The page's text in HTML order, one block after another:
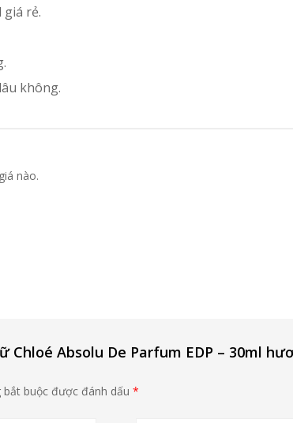
rẻ.
không.
nào.
Absolu De Parfum EDP – 30ml
bắt buộc được đánh dấu *